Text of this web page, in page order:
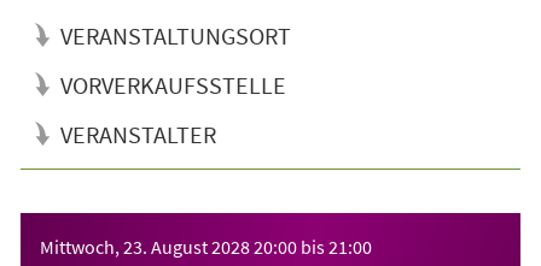
VERANSTALTUNGSORT
VORVERKAUFSSTELLE
VERANSTALTER
Mittwoch, 23. August 202820:00 bis21:00